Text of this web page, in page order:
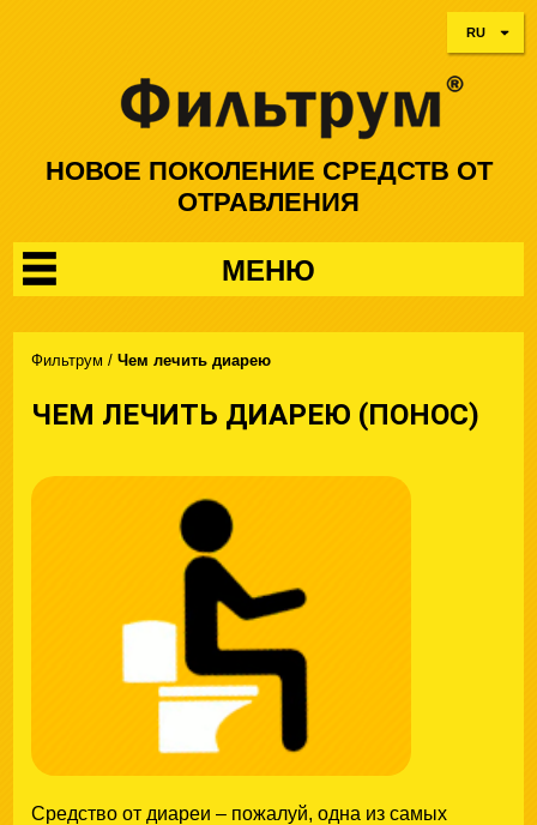
RU
НОВОЕ ПОКОЛЕНИЕ СРЕДСТВ ОТ
ОТРАВЛЕНИЯ
МЕНЮ
Фильтрум /Чем лечить диарею
ЧЕМ ЛЕЧИТЬ ДИАРЕЮ (ПОНОС)
Средство от диареи – пожалуй, одна из самых